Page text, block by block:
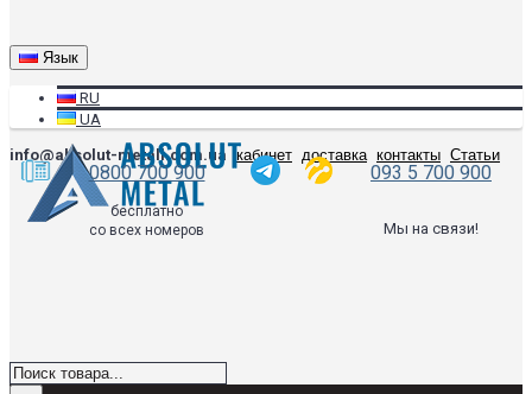
Язык
RU
UA
info@absolut-metall.com.ua
кабинет доставка контакты Статьи
0800 700 900 093 5 700 900
бесплатно
со всех номеров
Мы на связи!